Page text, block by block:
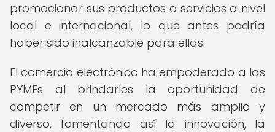
promocionar sus productos o servicios a nivel
local e internacional, lo que antes podría
haber sido inalcanzable para ellas.
El comercio electrónico ha empoderado a las
PYMEs al brindarles la oportunidad de
competir en un mercado más amplio y
diverso, fomentando así la innovación, la